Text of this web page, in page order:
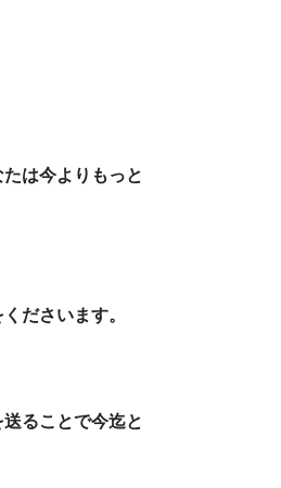
は今よりもっと
ださいます。
ることで今迄と